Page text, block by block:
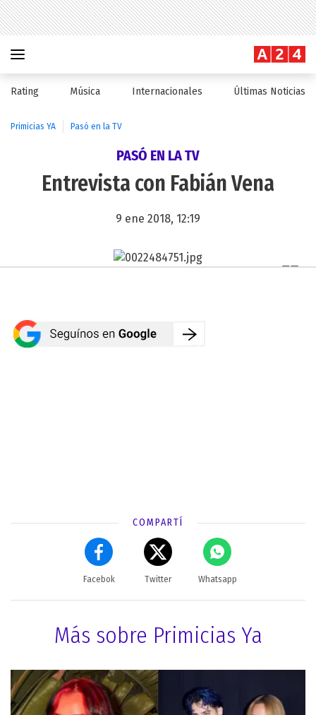
Rating Música Internacionales Últimas Noticias
Primicias YA Pasó en la TV
PASÓ EN LA TV
Entrevista con Fabián Vena
9 ene 2018, 12:19
COMPARTÍ
Facebok Twitter Whatsapp
Más sobre Primicias Ya